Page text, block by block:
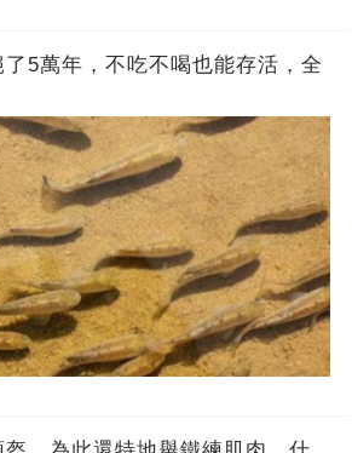
5萬年，不吃不喝也能存活，全